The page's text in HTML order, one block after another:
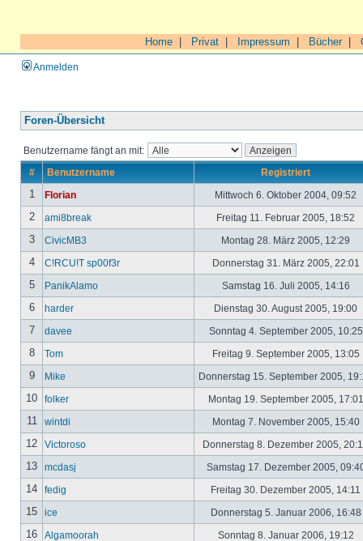
Home Privat Impressum Bücher|
Anmelden
Foren-Übersicht
Benutzername fängt an mit:
# Benutzername Registriert
1 Florian Mittwoch 6. Oktober 2004, 09:52
2 ami8break Freitag 11. Februar 2005, 18:52
3 CivicMB3 Montag 28. März 2005, 12:29
4 C!RCU!T sp00f3r Donnerstag 31. März 2005, 22:01
5 PanikAlamo Samstag 16. Juli 2005, 14:16
6 harder Dienstag 30. August 2005, 19:00
7 davee Sonntag 4. September 2005,
8 Tom Freitag 9. September 2005, 13:05
9 Mike Donnerstag 15. September 2005,
10 folker Montag 19. September 2005,
11 wintdi Montag 7. November 2005, 15:40
12 Victoroso Donnerstag 8. Dezember 2005,
13 mcdasj Samstag 17. Dezember 2005,
14 fedig Freitag 30. Dezember 2005, 14:11
15 ice Donnerstag 5. Januar 2006, 16:48
16 Algamoorah Sonntag 8. Januar 2006, 19:12